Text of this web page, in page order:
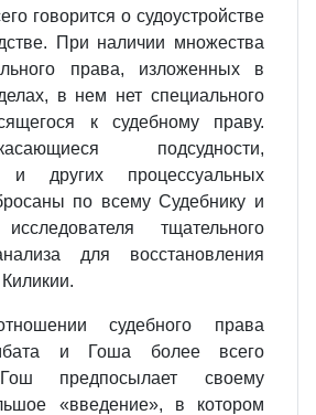
говорится о судоустройстве
При наличии множества
права, изложенных в
в нем нет специального
к судебному праву.
подсудности,
и других процессуальных
по всему Судебнику и
тщательного
для восстановления
судебного права
и Гоша более всего
предпосылает своему
«введение», в котором